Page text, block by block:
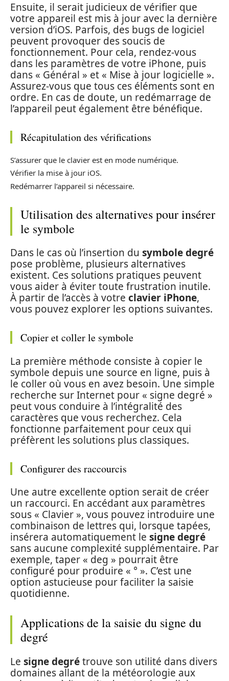
Ensuite, il serait judicieux de vérifier que
votre appareil est mis à jour avec la dernière
version d’iOS. Parfois, des bugs de logiciel
peuvent provoquer des soucis de
fonctionnement. Pour cela, rendez-vous
dans les paramètres de votre iPhone, puis
dans « Général » et « Mise à jour logicielle ».
Assurez-vous que tous ces éléments sont en
ordre. En cas de doute, un redémarrage de
l’appareil peut également être bénéfique.
Récapitulation des vérifications
S’assurer que le clavier est en mode numérique.
Vérifier la mise à jour iOS.
Redémarrer l’appareil si nécessaire.
Utilisation des alternatives pour insérer
le symbole
Dans le cas où l’insertion du symbole degré
pose problème, plusieurs alternatives
existent. Ces solutions pratiques peuvent
vous aider à éviter toute frustration inutile.
À partir de l’accès à votre clavier iPhone,
vous pouvez explorer les options suivantes.
Copier et coller le symbole
La première méthode consiste à copier le
symbole depuis une source en ligne, puis à
le coller où vous en avez besoin. Une simple
recherche sur Internet pour « signe degré »
peut vous conduire à l’intégralité des
caractères que vous recherchez. Cela
fonctionne parfaitement pour ceux qui
préfèrent les solutions plus classiques.
Configurer des raccourcis
Une autre excellente option serait de créer
un raccourci. En accédant aux paramètres
sous « Clavier », vous pouvez introduire une
combinaison de lettres qui, lorsque tapées,
insérera automatiquement le signe degré
sans aucune complexité supplémentaire. Par
exemple, taper « deg » pourrait être
configuré pour produire « ° ». C’est une
option astucieuse pour faciliter la saisie
quotidienne.
Applications de la saisie du signe du
degré
Le signe degrétrouve son utilité dans divers
domaines allant de la météorologie aux